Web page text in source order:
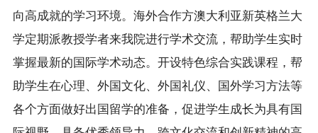
向高成就的学习环境。海外合作方澳大利亚新英格兰大
学定期派教授学者来我院进行学术交流，帮助学生实时
掌握最新的国际学术动态。开设特色综合实践课程，帮
助学生在心理、外国文化、外国礼仪、国外学习方法等
各个方面做好出国留学的准备，促进学生成长为具有国